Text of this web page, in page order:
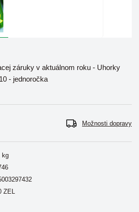
záruky v aktuálnom roku - Uhorky
- jednoročka
Možnosti dopravy
kg
ZEL